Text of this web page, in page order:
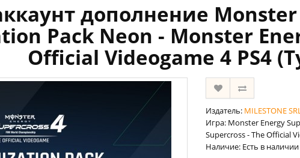
дополнение Monster
Pack Neon - Monster
Official Videogame 4 PS4
Издатель: MILESTONE
Игра: Monster Energy
Supercross - The Official
Наличие: Есть в наличии